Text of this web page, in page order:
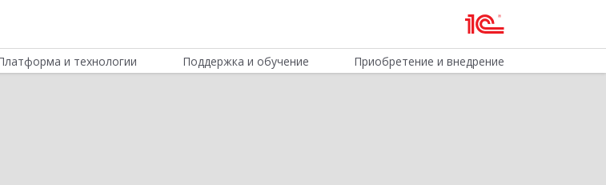
и технологии Поддержка и обучение Приобретение и внедрение